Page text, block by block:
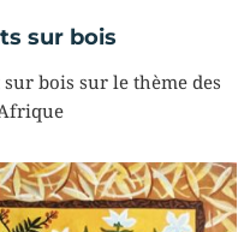
sur bois
bois sur le thème des